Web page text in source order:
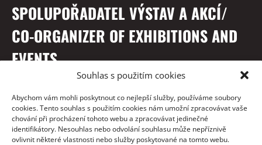
Souhlas s použitím cookies
Abychom vám mohli poskytnout co nejlepší služby, používáme soubory
cookies. Tento souhlas s použitím cookies nám umožní zpracovávat vaše
chování při procházení tohoto webu a zpracovávat jedinečné
identifikátory. Nesouhlas nebo odvolání souhlasu může nepříznivě
ovlivnit některé vlastnosti nebo služby poskytované na tomto webu.
SPOLUPOŘADATEL VÝSTAV A AKCÍ/
CO-ORGANIZER OF EXHIBITIONS AND
EVENTS